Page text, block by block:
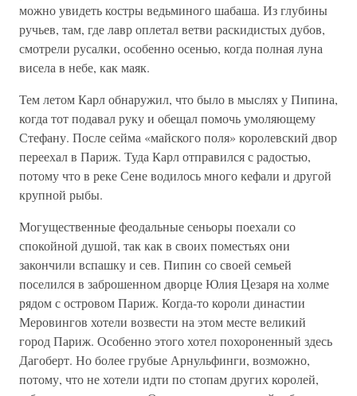
можно увидеть костры ведьминого шабаша. Из глубины
ручьев, там, где лавр оплетал ветви раскидистых дубов,
смотрели русалки, особенно осенью, когда полная луна
висела в небе, как маяк.
Тем летом Карл обнаружил, что было в мыслях у Пипина,
когда тот подавал руку и обещал помочь умоляющему
Стефану. После сейма «майского поля» королевский двор
переехал в Париж. Туда Карл отправился с радостью,
потому что в реке Сене водилось много кефали и другой
крупной рыбы.
Могущественные феодальные сеньоры поехали со
спокойной душой, так как в своих поместьях они
закончили вспашку и сев. Пипин со своей семьей
поселился в заброшенном дворце Юлия Цезаря на холме
рядом с островом Париж. Когда-то короли династии
Меровингов хотели возвести на этом месте великий
город Париж. Особенно этого хотел похороненный здесь
Дагоберт. Но более грубые Арнульфинги, возможно,
потому, что не хотели идти по стопам других королей,